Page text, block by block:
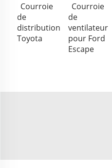
Courroie
de
distribution
Toyota
Courroie
de
ventilateur
pour Ford
Escape